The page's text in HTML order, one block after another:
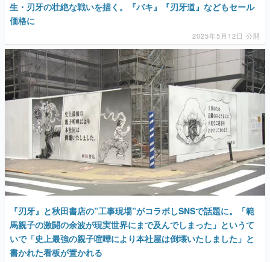
生・刃牙の壮絶な戦いを描く。『バキ』『刃牙道』などもセール
価格に
2025年5月12日 公開
『刃牙』と秋田書店の”工事現場”がコラボしSNSで話題に。「範
馬親子の激闘の余波が現実世界にまで及んでしまった」というて
いで「史上最強の親子喧嘩により本社屋は倒壊いたしました」と
書かれた看板が置かれる